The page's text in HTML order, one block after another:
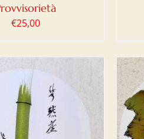
€25,00
AL CARRELLO